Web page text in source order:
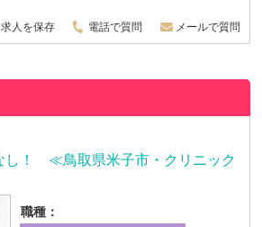
求人を保存 電話で質問 メールで質問
し！ ≪鳥取県米子市・クリニック
職種：